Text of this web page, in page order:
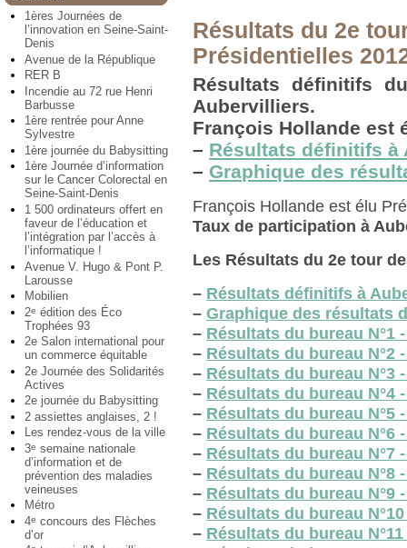
1ères Journées de
l’innovation en Seine-Saint-
Denis
Avenue de la République
RER B
Incendie au 72 rue Henri
Barbusse
1ère rentrée pour Anne
Sylvestre
1ère journée du Babysitting
1ère Journée d’information
sur le Cancer Colorectal en
Seine-Saint-Denis
1 500 ordinateurs offert en
faveur de l’éducation et
l’intégration par l’accès à
l’informatique !
Avenue V. Hugo & Pont P.
Larousse
Mobilien
2e édition des Éco
Trophées 93
2e Salon international pour
un commerce équitable
2e Journée des Solidarités
Actives
2e journée du Babysitting
2 assiettes anglaises, 2 !
Les rendez-vous de la ville
3e semaine nationale
d’information et de
prévention des maladies
veineuses
Métro
4e concours des Flèches
d’or
Résultats du 2e
Présidentielles
Résultats définitifs
Aubervilliers.
François Hollande est
– Résultats définitifs à
– Graphique des
François Hollande est élu
Taux de participation à
Les Résultats du 2e tour
– Résultats définitifs à
– Graphique des résultats
– Résultats du bureau N°1
– Résultats du bureau N°2
– Résultats du bureau N°3
– Résultats du bureau N°4
– Résultats du bureau N°5
– Résultats du bureau N°6
– Résultats du bureau N°7
– Résultats du bureau N°8
– Résultats du bureau N°9
– Résultats du bureau
– Résultats du bureau